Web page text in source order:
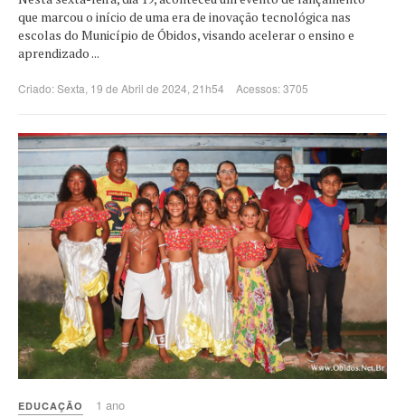
que marcou o início de uma era de inovação tecnológica nas
escolas do Município de Óbidos, visando acelerar o ensino e
aprendizado ...
Criado: Sexta, 19 de Abril de 2024, 21h54 Acessos: 3705
EDUCAÇÃO 1 ano